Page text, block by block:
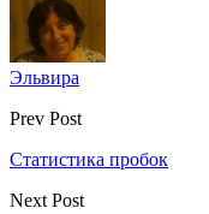
Эльвира
Prev Post
Статистика пробок
Next Post